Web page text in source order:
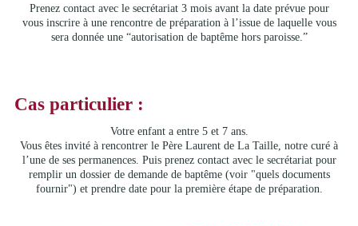
Prenez contact avec le secrétariat 3 mois avant la date prévue pour
vous inscrire à une rencontre de préparation à l’issue de laquelle vous
sera donnée une “autorisation de baptême hors paroisse.”
Cas particulier :
Votre enfant a entre 5 et 7 ans.
Vous êtes invité à rencontrer le Père Laurent de La Taille, notre curé à
l’une de ses permanences. Puis prenez contact avec le secrétariat pour
remplir un dossier de demande de baptême (voir "quels documents
fournir") et prendre date pour la première étape de préparation.